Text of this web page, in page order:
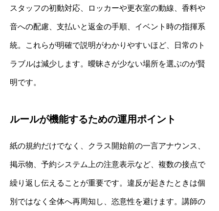
スタッフの初動対応、ロッカーや更衣室の動線、香料や
音への配慮、支払いと返金の手順、イベント時の指揮系
統。これらが明確で説明がわかりやすいほど、日常のト
ラブルは減少します。曖昧さが少ない場所を選ぶのが賢
明です。
ルールが機能するための運用ポイント
紙の規約だけでなく、クラス開始前の一言アナウンス、
掲示物、予約システム上の注意表示など、複数の接点で
繰り返し伝えることが重要です。違反が起きたときは個
別ではなく全体へ再周知し、恣意性を避けます。講師の